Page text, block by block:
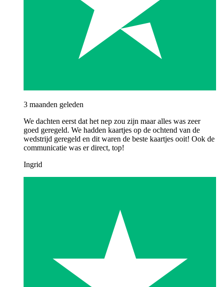
3 maanden geleden
We dachten eerst dat het nep zou zijn maar alles was zeer
goed geregeld. We hadden kaartjes op de ochtend van de
wedstrijd geregeld en dit waren de beste kaartjes ooit! Ook de
communicatie was er direct, top!
Ingrid